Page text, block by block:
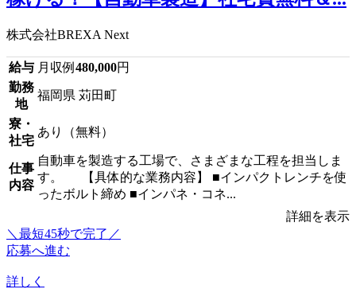
株式会社BREXA Next
給与 月収例 480,000円
勤務
地
福岡県 苅田町
寮・
社宅
あり（無料）
仕事
内容
自動車を製造する工場で、さまざまな工程を担当しま
す。 【具体的な業務内容】 ■インパクトレンチを使
ったボルト締め ■インパネ・コネ...
詳細を表示
＼最短45秒で完了／
応募へ進む
詳しく